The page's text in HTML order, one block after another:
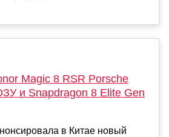
Magic 8 RSR Porsche
и Snapdragon 8 Elite Gen
в Китае новый